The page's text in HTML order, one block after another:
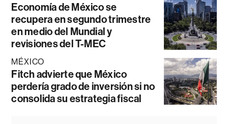
Economía de México se
recupera en segundo trimestre
en medio del Mundial y
revisiones del T-MEC
MÉXICO
Fitch advierte que México
perdería grado de inversión si no
consolida su estrategia fiscal